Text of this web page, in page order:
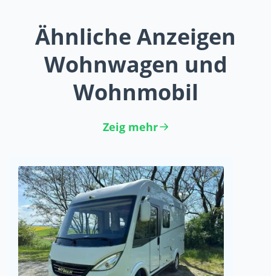
Ähnliche Anzeigen
Wohnwagen und
Wohnmobil
Zeig mehr